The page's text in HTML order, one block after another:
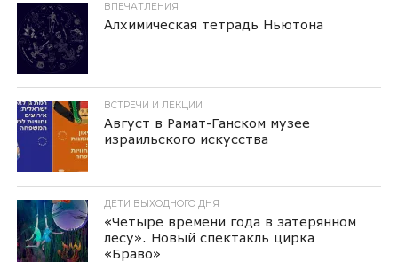
ВПЕЧАТЛЕНИЯ
Алхимическая тетрадь Ньютона
ВСТРЕЧИ И ЛЕКЦИИ
Август в Рамат-Ганском музее
израильского искусства
ДЕТИ ВЫХОДНОГО ДНЯ
«Четыре времени года в затерянном
лесу». Новый спектакль цирка
«Браво»